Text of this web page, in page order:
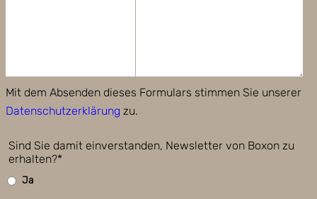
Mit dem Absenden dieses Formulars stimmen Sie unserer
Datenschutzerklärung zu.
Sind Sie damit einverstanden, Newsletter von Boxon zu
erhalten?*
Ja